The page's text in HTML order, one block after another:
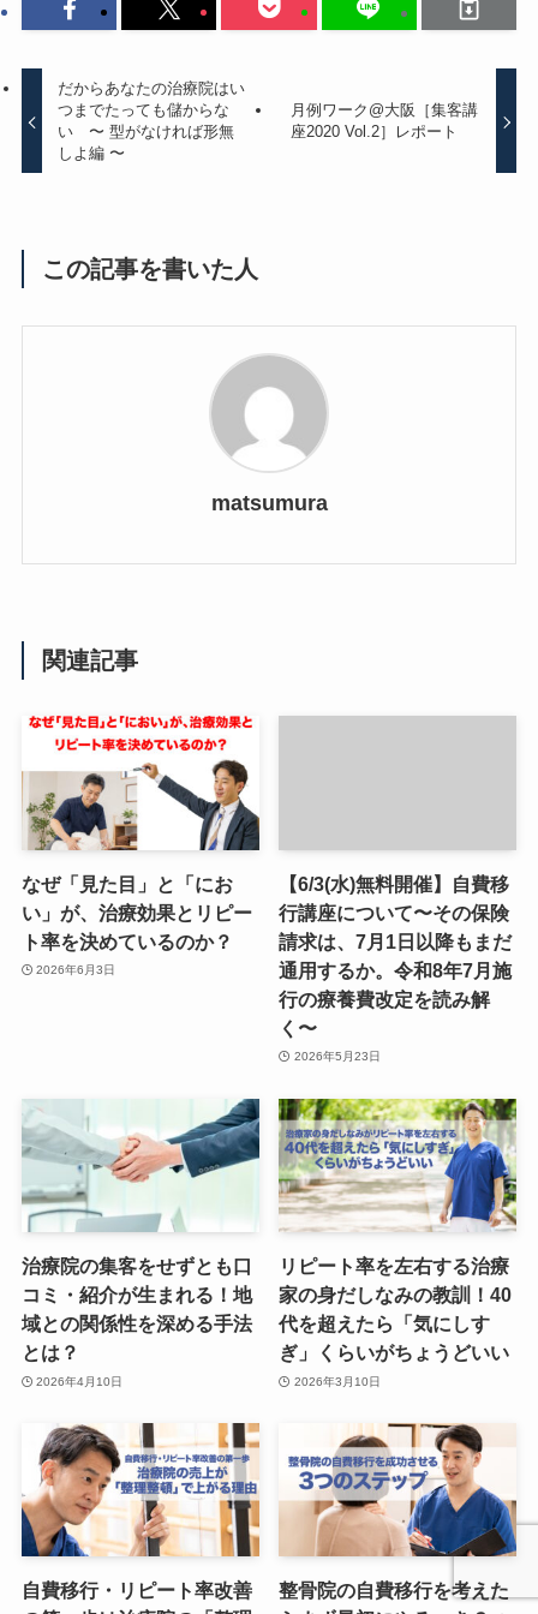
だからあなたの治療院はい
つまでたっても儲からな
い 〜 型がなければ形無
しよ編 〜
月例ワーク@大阪［集客講
座2020 Vol.2］レポート
この記事を書いた人
matsumura
関連記事
なぜ「見た目」と「にお
い」が、治療効果とリピー
ト率を決めているのか？
2026年6月3日
【6/3(水)無料開催】自費移
行講座について〜その保険
請求は、7月1日以降もまだ
通用するか。令和8年7月施
行の療養費改定を読み解
く〜
2026年5月23日
治療院の集客をせずとも口
コミ・紹介が生まれる！地
域との関係性を深める手法
とは？
2026年4月10日
リピート率を左右する治療
家の身だしなみの教訓！40
代を超えたら「気にしす
ぎ」くらいがちょうどいい
2026年3月10日
自費移行・リピート率改善
整骨院の自費移行を考えた